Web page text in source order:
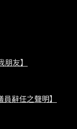
友】
辭任之聲明】